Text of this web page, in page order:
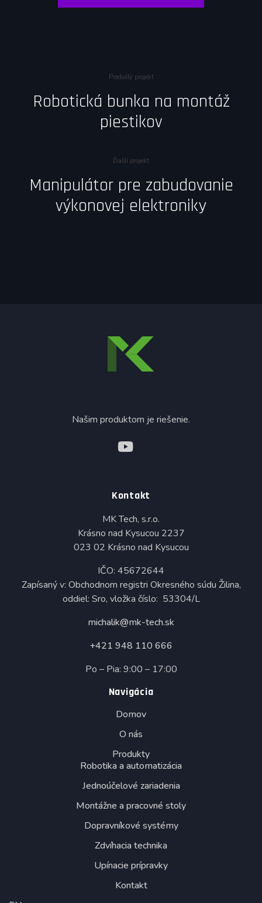
Predošlý projekt
Robotická bunka na montáž
piestikov
Ďalší projekt
Manipulátor pre zabudovanie
výkonovej elektroniky
Našim produktom je riešenie.
Kontakt
MK Tech, s.r.o.
Krásno nad Kysucou 2237
023 02 Krásno nad Kysucou
IČO: 45672644
Zapísaný v: Obchodnom registri Okresného súdu Žilina,
oddiel: Sro, vložka číslo: 53304/L
michalik@mk-tech.sk
+421 948 110 666
Po – Pia: 9:00 – 17:00
Navigácia
Domov
O nás
Produkty
Robotika a automatizácia
Jednoúčelové zariadenia
Montážne a pracovné stoly
Dopravníkové systémy
Zdvíhacia technika
Upínacie prípravky
Kontakt